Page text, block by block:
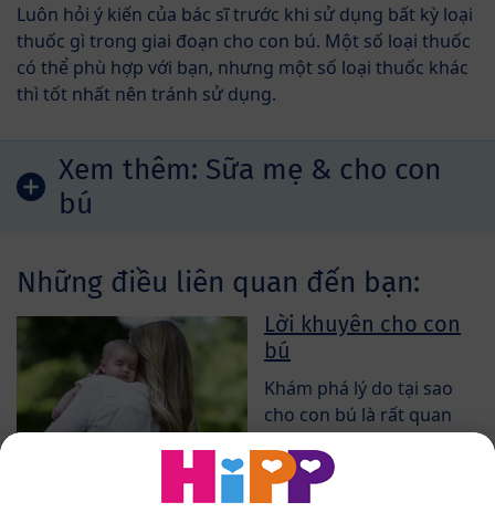
Luôn hỏi ý kiến của bác sĩ trước khi sử dụng bất kỳ loại
thuốc gì trong giai đoạn cho con bú. Một số loại thuốc
có thể phù hợp với bạn, nhưng một số loại thuốc khác
thì tốt nhất nên tránh sử dụng.
Xem thêm: Sữa mẹ & cho con
bú
Những điều liên quan đến bạn:
Lời khuyên cho con
bú
Khám phá lý do tại sao
cho con bú là rất quan
Các mô hình của sữa
mẹ